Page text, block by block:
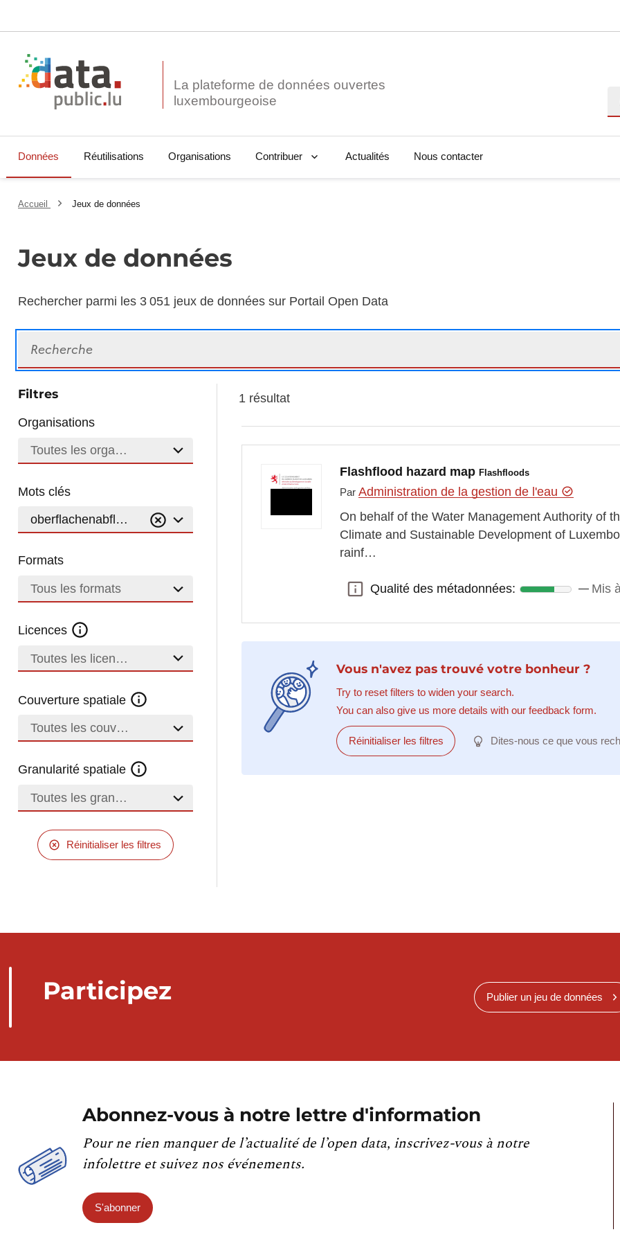
La plateforme de données ouvertes
Données Réutilisations Organisations Contribuer Actualités Nous contacter
Accueil Jeux de données
Jeux de données
Rechercher parmi les 3 051 jeux de données sur Portail Open Data
Filtres
Organisations
Toutes les organisations
Mots clés
oberflachenabfluss
Formats
Tous les formats
Licences
Toutes les licences
Couverture spatiale
Toutes les couvertures
Granularité spatiale
Toutes les granularités
Réinitialiser les filtres
1 résultat
Flashflood hazard mapFlashfloods
ParAdministration de la gestion de l'eau
On behalf of the Water Management Authority of
Climate and Sustainable Development of
rainf…
Qualité des métadonnées:
Qualité des métadonnées: Mis
Vous n'avez pas trouvé votre bonheur ?
Try to reset filters to widen your search.
You can also give us more details with our feedback form.
Réinitialiser les filtres Dites-nous ce que vous
Participez Publier un jeu de données
Abonnez-vous à notre lettre d'information
Pour ne rien manquer de l’actualité de l’open data, inscrivez-vous à notre
infolettre et suivez nos événements.
S'abonner